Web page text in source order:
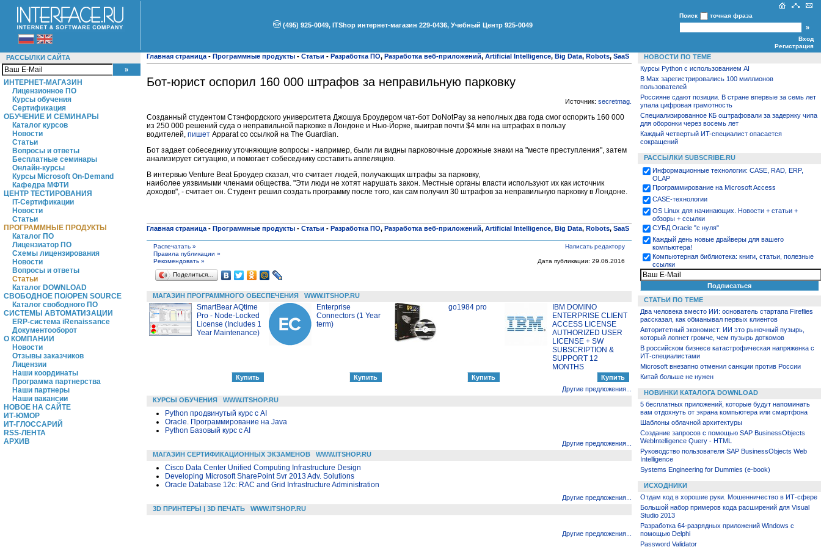
(495) 925-0049, ITShop интернет-магазин 229-0436, Учебный Центр 925-0049
Поиск точная фраза
Вход
Регистрация
РАССЫЛКИ САЙТА
ИНТЕРНЕТ-МАГАЗИН
Лицензионное ПО
Курсы обучения
Сертификация
ОБУЧЕНИЕ И СЕМИНАРЫ
Каталог курсов
Новости
Статьи
Вопросы и ответы
Бесплатные семинары
Онлайн-курсы
Курсы Microsoft On-Demand
Кафедра МФТИ
ЦЕНТР ТЕСТИРОВАНИЯ
IT-Сертификации
Новости
Статьи
ПРОГРАММНЫЕ ПРОДУКТЫ
Каталог ПО
Лицензиатор ПО
Схемы лицензирования
Новости
Вопросы и ответы
Статьи
Каталог DOWNLOAD
СВОБОДНОЕ ПО/OPEN SOURCE
Каталог свободного ПО
СИСТЕМЫ АВТОМАТИЗАЦИИ
ERP-система iRenaissance
Документооборот
О КОМПАНИИ
Новости
Отзывы заказчиков
Лицензии
Наши координаты
Программа партнерства
Наши партнеры
Наши вакансии
НОВОЕ НА САЙТЕ
ИТ-ЮМОР
ИТ-ГЛОССАРИЙ
RSS-ЛЕНТА
АРХИВ
Главная страница - Программные продукты - Статьи - Разработка ПО, Разработка веб-приложений, Artificial Intelligence, Big Data, Robots, SaaS
Бот-юрист оспорил 160 000 штрафов за неправильную парковку
Источник: secretmag
Созданный студентом Стэнфордского университета Джошуа Броудером чат-бот DoNotPay за неполных два года смог оспорить 160 000
из 250 000 решений суда о неправильной парковке в Лондоне и Нью-Йорке, выиграв почти $4 млн на штрафах в пользу
водителей, пишет Apparat со ссылкой на The Guardian.
Бот задает собеседнику уточняющие вопросы - например, были ли видны парковочные дорожные знаки на "месте преступления", затем
анализирует ситуацию, и помогает собеседнику составить аппеляцию.
В интервью Venture Beat Броудер сказал, что считает людей, получающих штрафы за парковку,
наиболее уязвимыми членами общества. "Эти люди не хотят нарушать закон. Местные органы власти используют их как источник
доходов", - считает он. Студент решил создать программу после того, как сам получил 30 штрафов за неправильную парковку в Лондоне.
Главная страница - Программные продукты - Статьи - Разработка ПО, Разработка веб-приложений, Artificial Intelligence, Big Data, Robots, SaaS
Распечатать »
Правила публикации »
Написать редактору
Рекомендовать »
Дата публикации: 29.06.2016
Поделиться…
МАГАЗИН ПРОГРАММНОГО ОБЕСПЕЧЕНИЯ WWW.ITSHOP.RU
SmartBear AQtime
Pro - Node-Locked
License (Includes 1
Year Maintenance)
Enterprise
Connectors (1 Year
term)
go1984 pro
IBM DOMINO
ENTERPRISE CLIENT
ACCESS LICENSE
AUTHORIZED USER
LICENSE + SW
SUBSCRIPTION &
SUPPORT 12
MONTHS
Другие предложения...
КУРСЫ ОБУЧЕНИЯ
WWW.ITSHOP.RU
Python продвинутый курс с AI
Oracle. Программирование на Java
Python Базовый курс c AI
Другие предложения...
МАГАЗИН СЕРТИФИКАЦИОННЫХ ЭКЗАМЕНОВ
WWW.ITSHOP.RU
Cisco Data Center Unified Computing Infrastructure Design
Developing Microsoft SharePoint Svr 2013 Adv. Solutions
Oracle Database 12c: RAC and Grid Infrastructure Administration
Другие предложения...
3D ПРИНТЕРЫ | 3D ПЕЧАТЬ
WWW.ITSHOP.RU
Другие предложения...
НОВОСТИ ПО ТЕМЕ
Курсы Python c использованием AI
В Max зарегистрировались 100 миллионов
пользователей
Россияне сдают позиции. В стране впервые за семь лет
упала цифровая грамотность
Специализированное КБ оштрафовали за задержку чипа
для оборонки через восемь лет
Каждый четвертый ИT-специалист опасается
сокращений
РАССЫЛКИ SUBSCRIBE.RU
Информационные технологии: CASE, RAD, ERP,
OLAP
Программирование на Microsoft Access
CASE-технологии
OS Linux для начинающих. Новости + статьи +
обзоры + ссылки
СУБД Oracle "с нуля"
Каждый день новые драйверы для вашего
компьютера!
Компьютерная библиотека: книги, статьи, полезные
ссылки
СТАТЬИ ПО ТЕМЕ
Два человека вместо ИИ: основатель стартапа Fireflies
рассказал, как обманывал первых клиентов
Авторитетный экономист: ИИ это рыночный пузырь,
который лопнет громче, чем пузырь доткомов
В российском бизнесе катастрофическая напряженка с
ИТ-специалистами
Microsoft внезапно отменил санкции против России
Китай больше не нужен
НОВИНКИ КАТАЛОГА DOWNLOAD
5 бесплатных приложений, которые будут напоминать
вам отдохнуть от экрана компьютера или смартфона
Шаблоны облачной архитектуры
Создание запросов с помощью SAP BusinessObjects
WebIntelligence Query - HTML
Руководство пользователя SAP BusinessObjects Web
Intelligence
Systems Engineering for Dummies (e-book)
ИСХОДНИКИ
Отдам код в хорошие руки. Мошенничество в ИТ-сфере
Большой набор примеров кода расширений для Visual
Studio 2013
Разработка 64-разрядных приложений Windows с
помощью Delphi
Password Validator